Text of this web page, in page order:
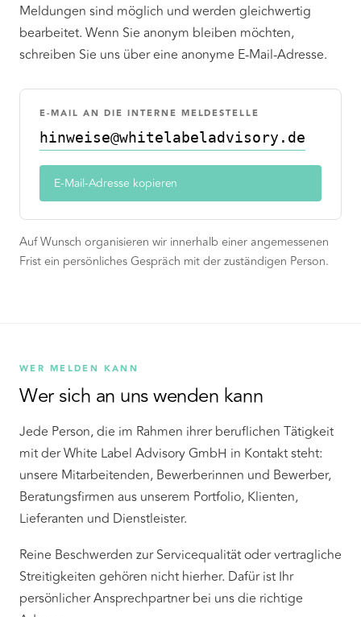
Meldungen sind möglich und werden gleichwertig
bearbeitet. Wenn Sie anonym bleiben möchten,
schreiben Sie uns über eine anonyme E-Mail-Adresse.
E-MAIL AN DIE INTERNE MELDESTELLE
hinweise@whitelabeladvisory.de
E-Mail-Adresse kopieren
Auf Wunsch organisieren wir innerhalb einer angemessenen
Frist ein persönliches Gespräch mit der zuständigen Person.
WER MELDEN KANN
Wer sich an uns wenden kann
Jede Person, die im Rahmen ihrer beruflichen Tätigkeit
mit der White Label Advisory GmbH in Kontakt steht:
unsere Mitarbeitenden, Bewerberinnen und Bewerber,
Beratungsfirmen aus unserem Portfolio, Klienten,
Lieferanten und Dienstleister.
Reine Beschwerden zur Servicequalität oder vertragliche
Streitigkeiten gehören nicht hierher. Dafür ist Ihr
persönlicher Ansprechpartner bei uns die richtige